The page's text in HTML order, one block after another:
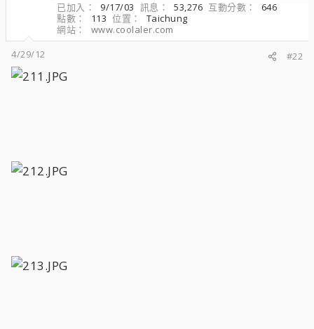
已加入
9/17/03 訊息 53,276 互動分數
646
點數
113 位置
Taichung
網站
www.coolaler.com
4/29/12
#22